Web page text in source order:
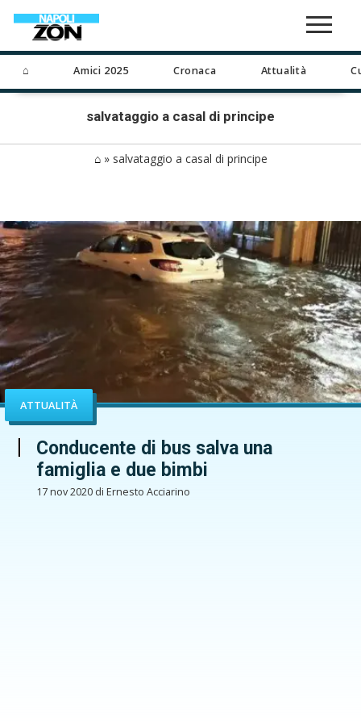
⌂ Amici 2025 Cronaca Attualità
salvataggio a casal di principe
⌂» salvataggio a casal di principe
ATTUALITÀ
Conducente di bus salva una
famiglia e due bimbi
17 nov 2020 di Ernesto Acciarino